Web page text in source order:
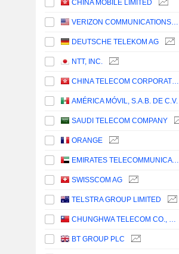
CHINA MOBILE LIMITED
VERIZON COMMUNICATIONS, INC.
DEUTSCHE TELEKOM AG
NTT, INC.
CHINA TELECOM CORPORATION LIMITED
AMÉRICA MÓVIL, S.A.B. DE C.V.
SAUDI TELECOM COMPANY
ORANGE
EMIRATES TELECOMMUNICATIONS GROUP COMPANY
SWISSCOM AG
TELSTRA GROUP LIMITED
CHUNGHWA TELECOM CO., LTD.
BT GROUP PLC